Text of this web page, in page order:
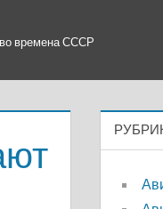
во времена СССР